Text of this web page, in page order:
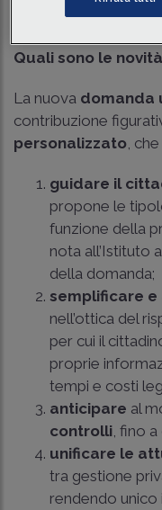
sindacali.
Quali sono le
La nuova domanda
contribuzione
personalizzato ,
guidare il
propone le
funzione della
nota all’Istituto
della domanda;
semplificare
nell’ottica del
per cui il
proprie
tempi e costi
anticipare al
controlli , fino
unificare le
tra gestione
rendendo unico